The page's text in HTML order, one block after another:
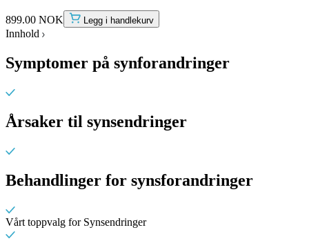
899.00 NOK Legg i handlekurv
Innhold
Symptomer på synforandringer
Årsaker til synsendringer
Behandlinger for synsforandringer
Vårt toppvalg for Synsendringer